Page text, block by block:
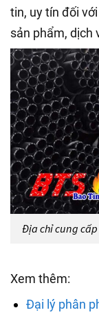
tin, uy tín đối
sản phẩm, dịch
Địa chỉ cung cấp
Xem thêm:
Đại lý phân